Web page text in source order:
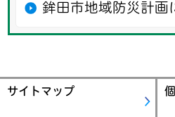
鉾田市地域防災計画
サイトマップ